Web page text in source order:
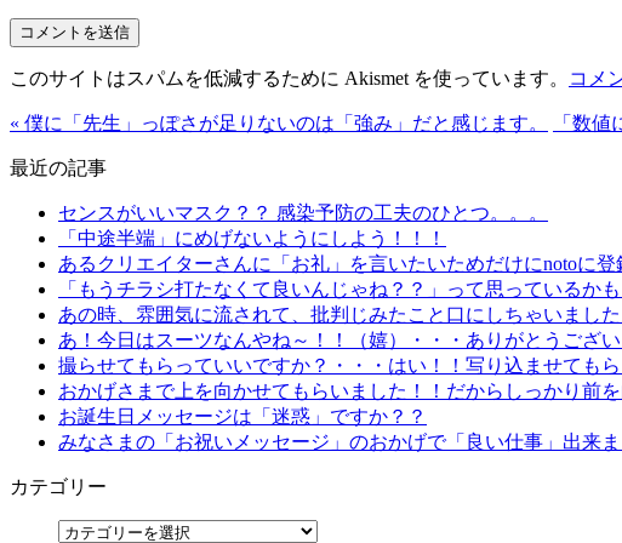
このサイトはスパムを低減するために Akismet を使っています。 コメ
« 僕に「先生」っぽさが足りないのは「強み」だと感じます。 「数
最近の記事
センスがいいマスク？？ 感染予防の工夫のひとつ。。。
「中途半端」にめげないようにしよう！！！
あるクリエイターさんに「お礼」を言いたいためだけにnotoに登
「もうチラシ打たなくて良いんじゃね？？」って思っているかも
あの時、雰囲気に流されて、批判じみたこと口にしちゃいました
あ！今日はスーツなんやね～！！（嬉）・・・ありがとうござい
撮らせてもらっていいですか？・・・はい！！写り込ませても
おかげさまで上を向かせてもらいました！！だからしっかり前を
お誕生日メッセージは「迷惑」ですか？？
みなさまの「お祝いメッセージ」のおかげで「良い仕事」出来ま
カテゴリー